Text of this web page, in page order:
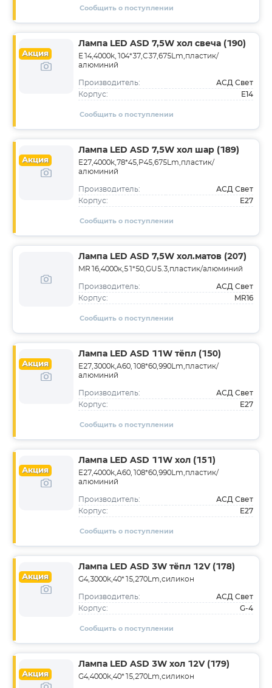
Сообщить о поступлении
Акция
Лампа LED ASD 7,5W хол свеча (190)
E14,4000k,104*37,C37,675Lm,пластик/
алюминий
Производитель: АСД Свет
Корпус: E14
Сообщить о поступлении
Акция
Лампа LED ASD 7,5W хол шар (189)
E27,4000k,78*45,P45,675Lm,пластик/
алюминий
Производитель: АСД Свет
Корпус: E27
Сообщить о поступлении
Лампа LED ASD 7,5W хол.матов (207)
MR16,4000к,51*50,GU5.3,пластик/алюминий
Производитель: АСД Свет
Корпус: MR16
Сообщить о поступлении
Акция
Лампа LED ASD 11W тёпл (150)
E27,3000k,A60,108*60,990Lm,пластик/
алюминий
Производитель: АСД Свет
Корпус: E27
Сообщить о поступлении
Акция
Лампа LED ASD 11W хол (151)
E27,4000k,A60,108*60,990Lm,пластик/
алюминий
Производитель: АСД Свет
Корпус: E27
Сообщить о поступлении
Акция
Лампа LED ASD 3W тёпл 12V (178)
G4,3000k,40*15,270Lm,силикон
Производитель: АСД Свет
Корпус: G-4
Сообщить о поступлении
Акция
Лампа LED ASD 3W хол 12V (179)
G4,4000k,40*15,270Lm,силикон